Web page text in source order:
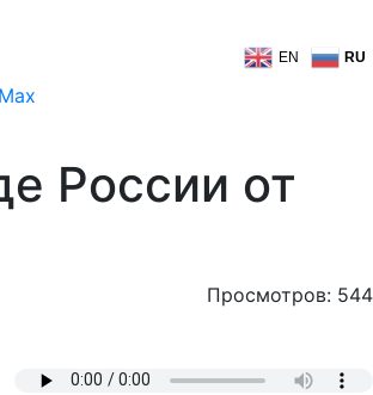
EN RU
России от
Просмотров: 544